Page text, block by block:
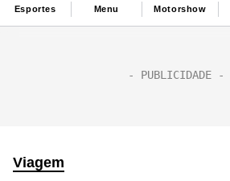
Esportes Menu Motorshow
Viagem